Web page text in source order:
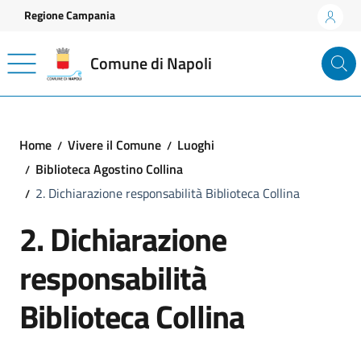
Vai ai contenuti
Vai al footer
Regione Campania
Comune di Napoli
Home Vivere il Comune
Luoghi
Biblioteca Agostino Collina
2. Dichiarazione responsabilità Biblioteca Collina
2. Dichiarazione
responsabilità
Biblioteca Collina